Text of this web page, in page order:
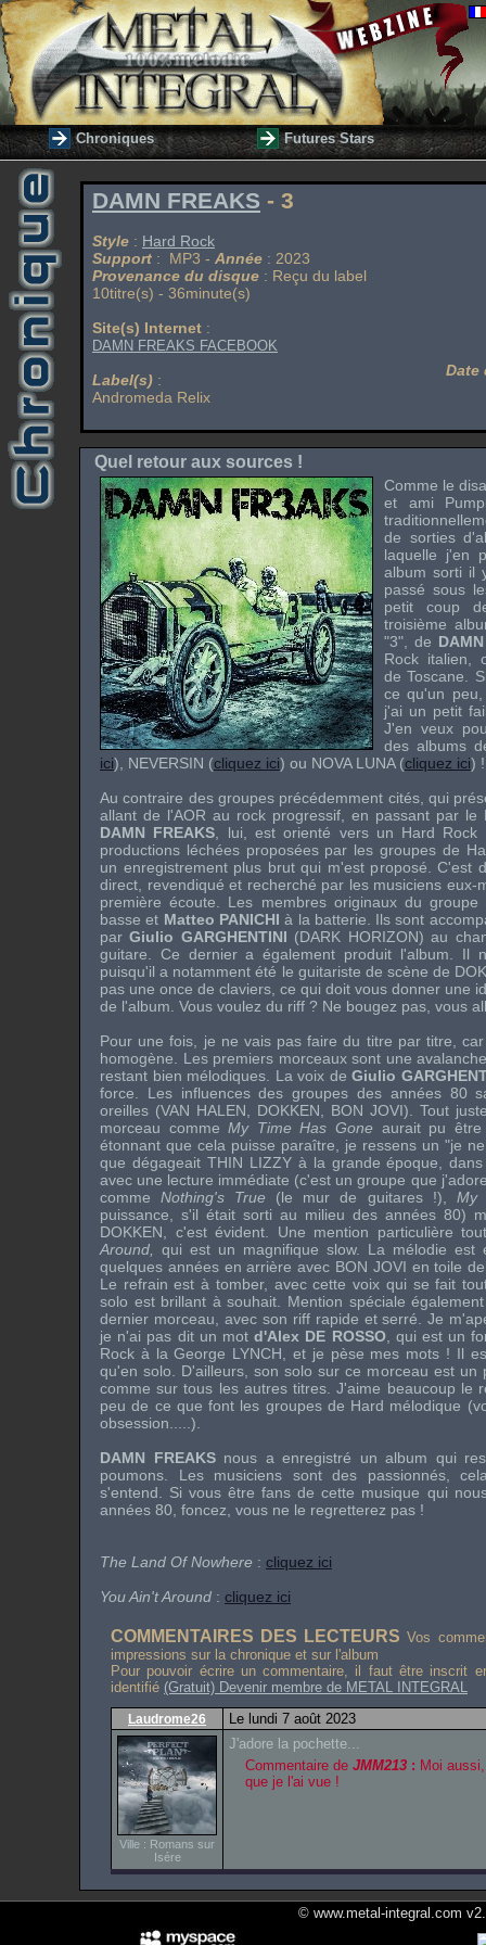
Chroniques Futures Stars
DAMN FREAKS - 3
Style : Hard Rock
Support : MP3 - Année : 2023
Provenance du disque : Reçu du label
10titre(s) - 36minute(s)
Site(s) Internet :
DAMN FREAKS FACEBOOK
Label(s) :
Andromeda Relix
Date
Quel retour aux sources !
Comme le
et ami
de sorties
laquelle j'en
album sorti il
passé sous
petit coup
troisième
"3", de
Rock italien,
de Toscane.
ce qu'un
j'ai un petit
J'en veux
des albums
ici), NEVERSIN (cliquez ici) ou NOVA LUNA(cliquez ici) !
Au contraire des groupes précédemment cités, qui
allant de l'AOR au rock progressif, en passant par le
DAMN FREAKS , lui, est orienté vers un Hard
productions léchées proposées par les groupes de
un enregistrement plus brut qui m'est proposé. C'est
direct, revendiqué et recherché par les musiciens eux-
première écoute. Les membres originaux du
basse et Matteo PANICHI à la batterie. Ils sont
parGiulio GARGHENTINI (DARK HORIZON) au
guitare. Ce dernier a également produit l'album. Il
puisqu'il a notamment été le guitariste de scène de
pas une once de claviers, ce qui doit vous donner une
de l'album. Vous voulez du riff ? Ne bougez pas, vous
Pour une fois, je ne vais pas faire du titre par titre,
homogène. Les premiers morceaux sont une
restant bien mélodiques. La voix de Giulio
force. Les influences des groupes des années 80
oreilles (VAN HALEN DOKKEN BON JOVI). Tout
morceau comme My Time Has Gone aurait pu
étonnant que cela puisse paraître, je ressens un "je
que dégageait THIN LIZZYà la grande époque, dans
avec une lecture immédiate (c'est un groupe que
commeNothing's True (le mur de guitares !), My
puissance, s'il était sorti au milieu des années 80)
DOKKEN , c'est évident. Une mention particulière
Around,
qui est un magnifique slow. La mélodie est
quelques années en arrière avec BON JOVI en toile
Le refrain est à tomber, avec cette voix qui se fait
solo est brillant à souhait. Mention spéciale
dernier morceau, avec son riff rapide et serré. Je
je n'ai pas dit un motd'Alex DE ROSSO, qui est un
Rock à laGeorge LYNCH , et je pèse mes mots ! Il
qu'en solo. D'ailleurs, son solo sur ce morceau est un
comme sur tous les autres titres. J'aime beaucoup le
peu de ce que font les groupes de Hard mélodique
obsession.....).
DAMN FREAKSnous a enregistré un album qui
poumons. Les musiciens sont des passionnés,
s'entend. Si vous être fans de cette musique qui
années 80, foncez, vous ne le regretterez pas !
The Land Of Nowhere : cliquez ici
You Ain't Around : cliquez ici
COMMENTAIRES DES LECTEURS Vos
impressions sur la chronique et sur l'album
Pour pouvoir écrire un commentaire, il faut être inscrit
identifié (Gratuit) Devenir membre de METAL INTEGRAL
Laudrome26 Le lundi 7 août 2023
Ville : Romans sur
Isére
J'adore la pochette...
Commentaire de JMM213 : Moi
que je l'ai vue !
© www.metal-integral.com